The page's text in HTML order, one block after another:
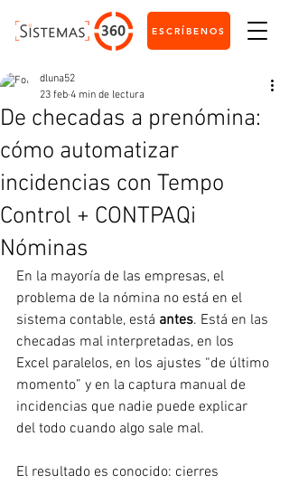
ESCRÍBENOS
De checadas a prenómina:
cómo automatizar
incidencias con Tempo
Control + CONTPAQi
Nóminas
dluna52
23 feb 4 min de lectura
En la mayoría de las empresas, el
problema de la nómina no está en el
sistema contable, está antes. Está en las
checadas mal interpretadas, en los
Excel paralelos, en los ajustes “de último
momento” y en la captura manual de
incidencias que nadie puede explicar
del todo cuando algo sale mal.
El resultado es conocido: cierres